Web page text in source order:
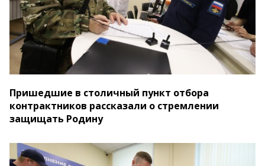
Пришедшие в столичный пункт отбора
контрактников рассказали о стремлении
защищать Родину